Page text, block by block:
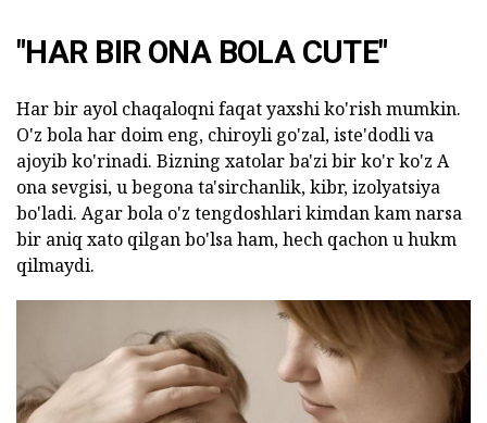
"HAR BIR ONA BOLA CUTE"
Har bir ayol chaqaloqni faqat yaxshi ko'rish mumkin.
O'z bola har doim eng, chiroyli go'zal, iste'dodli va
ajoyib ko'rinadi. Bizning xatolar ba'zi bir ko'r ko'z A
ona sevgisi, u begona ta'sirchanlik, kibr, izolyatsiya
bo'ladi. Agar bola o'z tengdoshlari kimdan kam narsa
bir aniq xato qilgan bo'lsa ham, hech qachon u hukm
qilmaydi.